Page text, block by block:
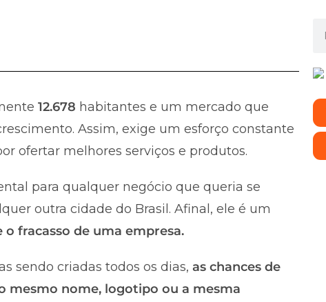
12.678 habitantes e um mercado que
Assim, exige um esforço constante
ofertar melhores serviços e produtos.
para qualquer negócio que queria se
outra cidade do Brasil. Afinal, ele é um
fracasso de uma empresa.
sendo criadas todos os dias, as chances de
mesmo nome, logotipo ou a mesma